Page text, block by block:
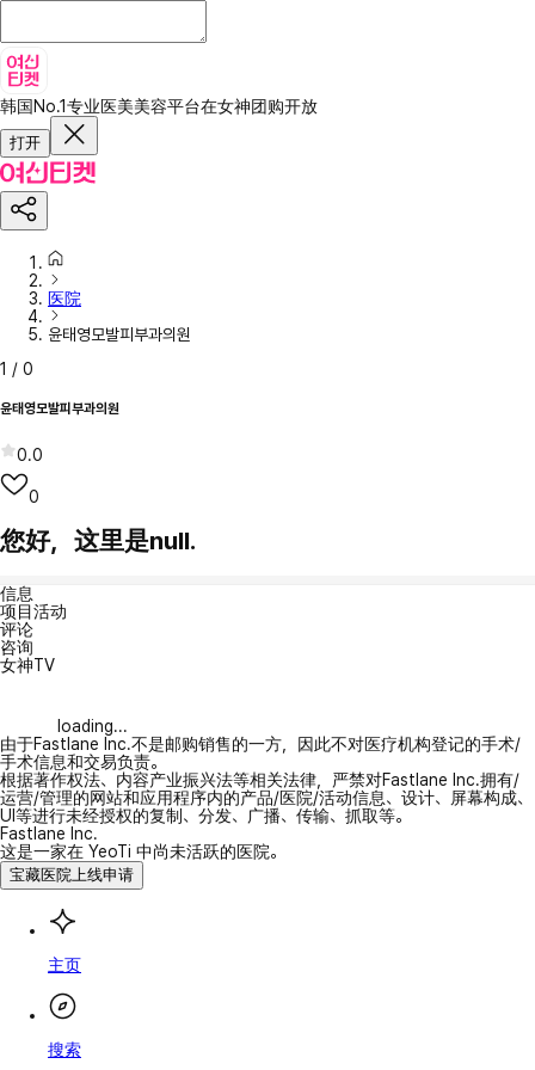
韩国No.1专业医美美容平台在女神团购开放
打开
医院
윤태영모발피부과의원
1 / 0
윤태영모발피부과의원
0.0
0
您好，这里是null.
信息
项目活动
评论
咨询
女神TV
loading...
由于Fastlane Inc.不是邮购销售的一方，因此不对医疗机构登记的手术/
手术信息和交易负责。
根据著作权法、内容产业振兴法等相关法律，严禁对Fastlane Inc.拥有/
运营/管理的网站和应用程序内的产品/医院/活动信息、设计、屏幕构成、
UI等进行未经授权的复制、分发、广播、传输、抓取等。
Fastlane Inc.
这是一家在 YeoTi 中尚未活跃的医院。
宝藏医院上线申请
主页
搜索